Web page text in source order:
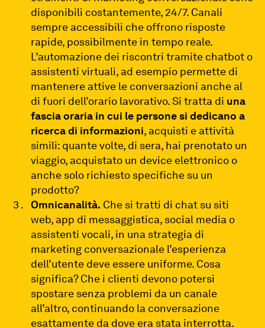
disponibili costantemente, 24/7. Canali
sempre accessibili che offrono risposte
rapide, possibilmente in tempo reale.
L’automazione dei riscontri tramite chatbot o
assistenti virtuali, ad esempio permette di
mantenere attive le conversazioni anche al
di fuori dell’orario lavorativo. Si tratta di una
fascia oraria in cui le persone si dedicano a
ricerca di informazioni, acquisti e attività
simili: quante volte, di sera, hai prenotato un
viaggio, acquistato un device elettronico o
anche solo richiesto specifiche su un
prodotto?
Omnicanalità. Che si tratti di chat su siti
web, app di messaggistica, social media o
assistenti vocali, in una strategia di
marketing conversazionale l’esperienza
dell’utente deve essere uniforme. Cosa
significa? Che i clienti devono potersi
spostare senza problemi da un canale
all’altro, continuando la conversazione
esattamente da dove era stata interrotta.